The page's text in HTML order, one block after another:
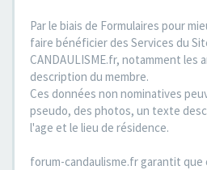
Par le biais de Formulaires pour
faire bénéficier des Services du
CANDAULISME.fr, notamment les
description du membre.
Ces données non nominatives
pseudo, des photos, un texte
l'age et le lieu de résidence.
forum-candaulisme.fr garantit